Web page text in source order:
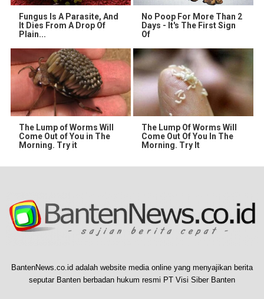
Fungus Is A Parasite, And
It Dies From A Drop Of
Plain...
No Poop For More Than 2
Days - It's The First Sign
Of
The Lump of Worms Will
Come Out of You in The
Morning. Try it
The Lump Of Worms Will
Come Out Of You In The
Morning. Try It
BantenNews.co.id adalah website media online yang menyajikan berita
seputar Banten berbadan hukum resmi PT Visi Siber Banten